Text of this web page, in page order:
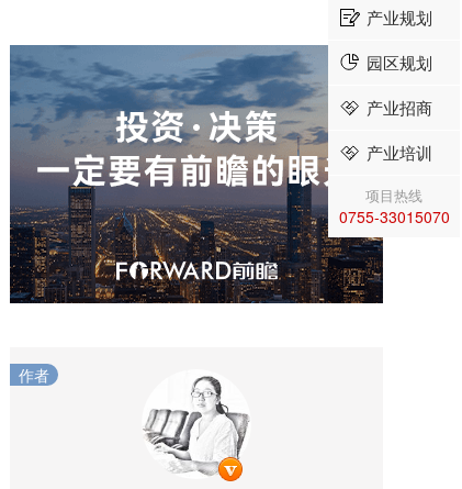
作者
产业规划
园区规划
产业招商
产业培训
项目热线
0755-33015070